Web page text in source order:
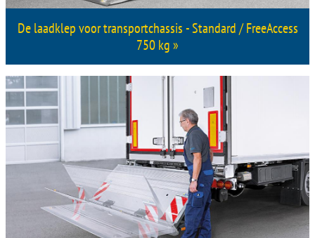
De laadklep voor transportchassis - Standard / FreeAccess
750 kg »